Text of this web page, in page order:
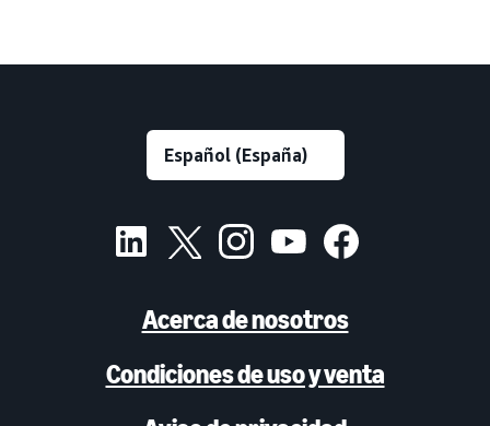
Acerca de nosotros
Condiciones de uso y venta